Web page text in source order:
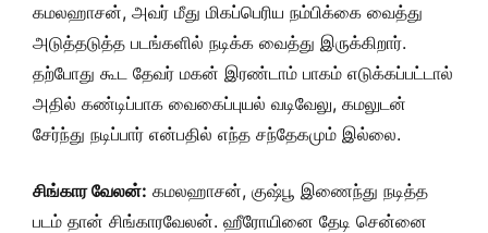
கமலஹாசன், அவர் மீது மிகப்பெரிய நம்பிக்கை வைத்து
அடுத்தடுத்த படங்களில் நடிக்க வைத்து இருக்கிறார்.
தற்போது கூட தேவர் மகன் இரண்டாம் பாகம் எடுக்கப்பட்டால்
அதில் கண்டிப்பாக வைகைப்புயல் வடிவேலு, கமலுடன்
சேர்ந்து நடிப்பார் என்பதில் எந்த சந்தேகமும் இல்லை.
சிங்கார வேலன்: கமலஹாசன், குஷ்பூ இணைந்து நடித்த
படம் தான் சிங்காரவேலன். ஹீரோயினை தேடி சென்னை